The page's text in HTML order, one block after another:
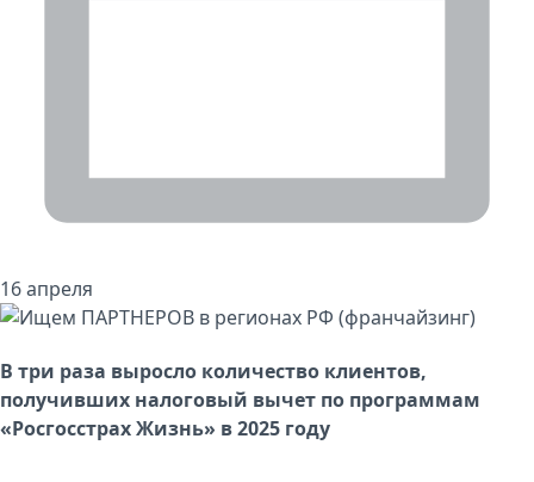
16 апреля
В три раза выросло количество клиентов,
получивших налоговый вычет по программам
«Росгосстрах Жизнь» в 2025 году